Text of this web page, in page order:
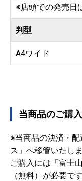
※店頭での発売日
判型
A4ワイド
当商品のご購
※当商品の決済・
ス」へ移管いたしま
ご購入には「富士
（無料）が必要です